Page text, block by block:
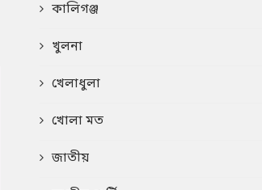
কালিগঞ্জ
খুলনা
খেলাধুলা
খোলা মত
জাতীয়